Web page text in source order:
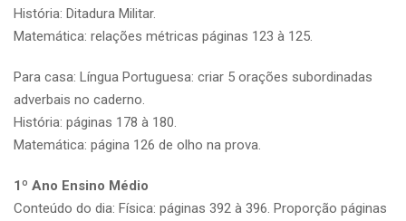
História: Ditadura Militar.
Matemática: relações métricas páginas 123 à 125.
Para casa: Língua Portuguesa: criar 5 orações subordinadas
adverbais no caderno.
História: páginas 178 à 180.
Matemática: página 126 de olho na prova.
1º Ano Ensino Médio
Conteúdo do dia: Física: páginas 392 à 396. Proporção páginas